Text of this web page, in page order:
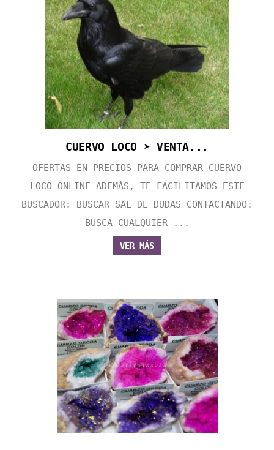
CUERVO LOCO ➤ VENTA...
OFERTAS EN PRECIOS PARA COMPRAR CUERVO
LOCO ONLINE ADEMÁS, TE FACILITAMOS ESTE
BUSCADOR: BUSCAR SAL DE DUDAS CONTACTANDO:
BUSCA CUALQUIER ...
VER MÁS